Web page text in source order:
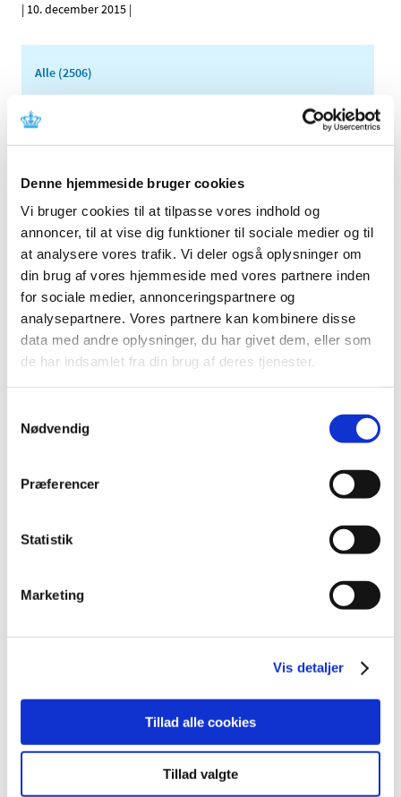
Denne hjemmeside bruger cookies
Vi bruger cookies til at tilpasse vores indhold og
annoncer, til at vise dig funktioner til sociale medier og til
at analysere vores trafik. Vi deler også oplysninger om
din brug af vores hjemmeside med vores partnere inden
for sociale medier, annonceringspartnere og
analysepartnere. Vores partnere kan kombinere disse
data med andre oplysninger, du har givet dem, eller som
de har indsamlet fra din brug af deres tjenester.
Nødvendig
Præferencer
Statistik
Marketing
Vis detaljer
Tillad alle cookies
Tillad valgte
| 10. december 2015 |
Alle (2506)
2026 (84)
2024 (224)
2023 (195)
2022 (197)
2021 (516)
2020 (263)
2019 (159)
2018 (150)
2017 (167)
december (4)
oktober (2)
juni (9)
marts (2)
januar (3)